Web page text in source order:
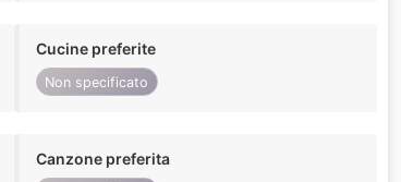
Cucine preferite
Non specificato
Canzone preferita